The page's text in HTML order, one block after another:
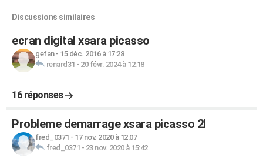
Discussions similaires
ecran digital xsara picasso
gefan- 15 déc. 2016 à 17:28
renard31 - 20 févr. 2024 à 12:18
16 réponses
Probleme demarrage xsara picasso 2l
fred_0371 - 17 nov. 2020 à 12:07
fred_0371 - 23 nov. 2020 à 15:42